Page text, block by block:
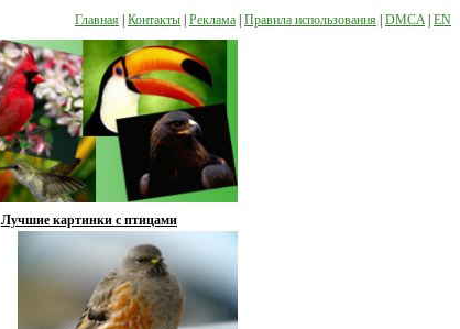
Главная Контакты Реклама Правила использования DMCA EN
Лучшие картинки с птицами